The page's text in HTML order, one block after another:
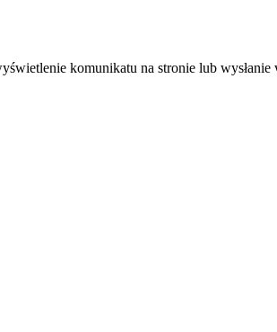
komunikatu na stronie lub wysłanie